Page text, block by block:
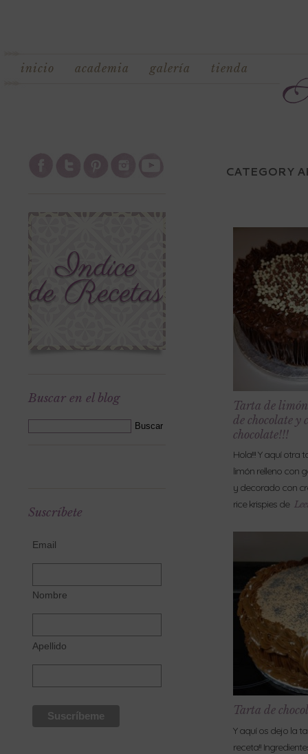
inicio academia galería tienda
Buscar en el blog
Suscríbete
Email
Nombre
Apellido
CATEGORY
Tarta de
de chocolate y
chocolate!!!
Hola!!! Y aquí otra
limón relleno con
y decorado con
rice krispies de
Tarta de
Y aquí os dejo la
receta!!